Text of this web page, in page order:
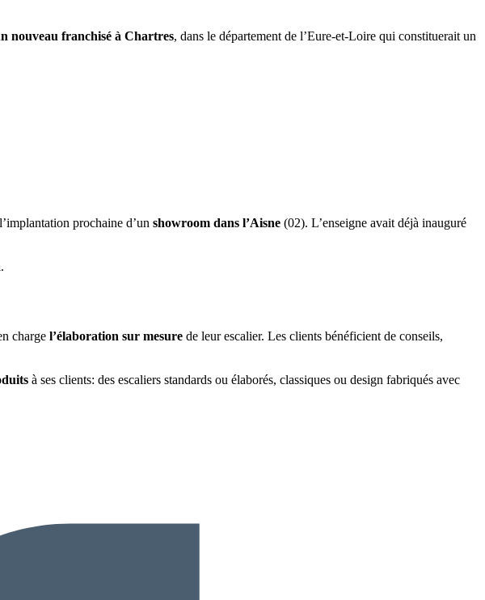
nouveau franchisé à Chartres, dans le département de l’Eure-et-Loire qui constituerait un
prochaine d’un showroom dans l’Aisne (02). L’enseigne avait déjà inauguré
charge l’élaboration sur mesure de leur escalier. Les clients bénéficient de conseils,
à ses clients: des escaliers standards ou élaborés, classiques ou design fabriqués avec